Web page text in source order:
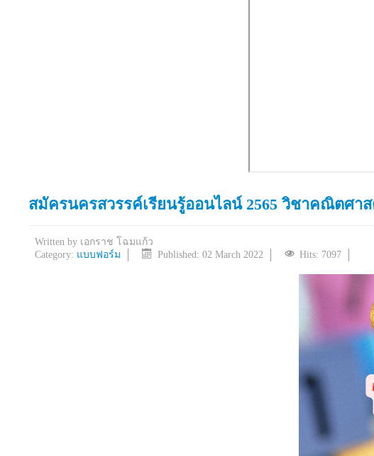
สมัครนครสวรรค์เรียนรู้ออนไลน์ 2565 วิชาคณิตศ
Written by เอกราช โฉมแก้ว
Category: แบบฟอร์ม Published: 02 March 2022 Hits: 7097